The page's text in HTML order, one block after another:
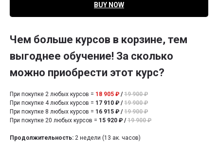
BUY NOW
Чем больше курсов в корзине, тем
выгоднее обучение! За сколько
можно приобрести этот курс?
При покупке 2 любых курсов = 18 905 ₽ /19 900 ₽
При покупке 4 любых курсов = 17 910 ₽ /19 900 ₽
При покупке 8 любых курсов = 16 915 ₽ /19 900 ₽
При покупке 20 любых курсов = 15 920 ₽ /19 900 ₽
Продолжительность: 2 недели (13 ак. часов)